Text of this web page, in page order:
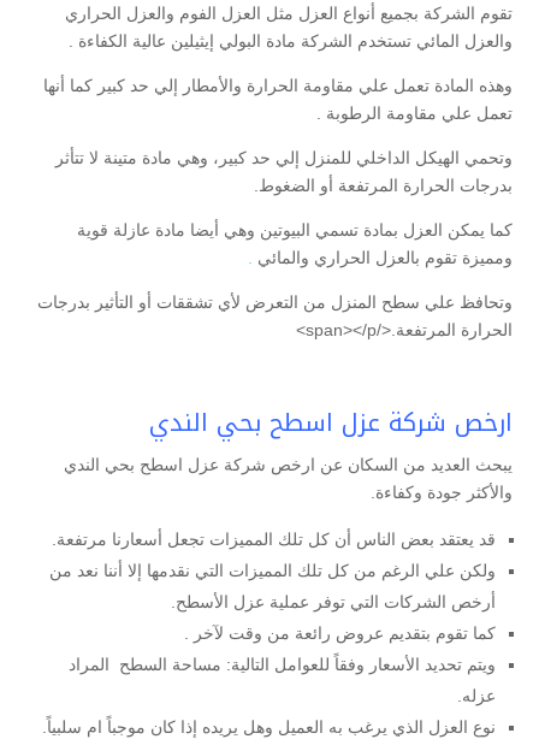
تقوم الشركة بجميع أنواع العزل مثل العزل الفوم والعزل الحراري
والعزل المائي تستخدم الشركة مادة البولي إيثيلين عالية الكفاءة .
وهذه المادة تعمل علي مقاومة الحرارة والأمطار إلي حد كبير كما أنها
تعمل علي مقاومة الرطوبة .
وتحمي الهيكل الداخلي للمنزل إلي حد كبير، وهي مادة متينة لا تتأثر
بدرجات الحرارة المرتفعة أو الضغوط.
كما يمكن العزل بمادة تسمي البيوتين وهي أيضا مادة عازلة قوية
ومميزة تقوم بالعزل الحراري والمائي .
وتحافظ علي سطح المنزل من التعرض لأي تشققات أو التأثير بدرجات
الحرارة المرتفعة.</span></p>
ارخص شركة عزل اسطح بحي الندي
يبحث العديد من السكان عن ارخص شركة عزل اسطح بحي الندي
والأكثر جودة وكفاءة.
قد يعتقد بعض الناس أن كل تلك المميزات تجعل أسعارنا مرتفعة.
ولكن علي الرغم من كل تلك المميزات التي نقدمها إلا أننا نعد من
أرخص الشركات التي توفر عملية عزل الأسطح.
كما تقوم بتقديم عروض رائعة من وقت لآخر .
ويتم تحديد الأسعار وفقاً للعوامل التالية: مساحة السطح المراد
عزله.
نوع العزل الذي يرغب به العميل وهل يريده إذا كان موجباً ام سلبياً.